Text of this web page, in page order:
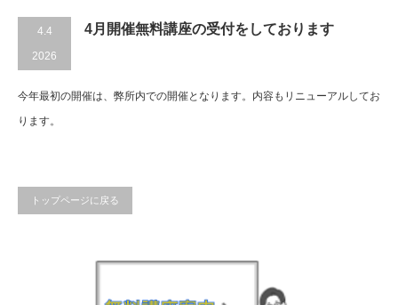
4.4
2026
4月開催無料講座の受付をしております
今年最初の開催は、弊所内での開催となります。内容もリニューアルしてお
ります。
トップページに戻る